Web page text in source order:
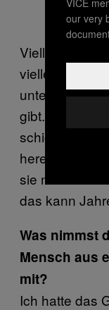
Vielleicht
vielleicht
unterm Bett—,
gibt.
schicken sie
herein und
sie nicht
das kann
Was nimmst
Mensch aus
mit?
Ich hatte das
our very